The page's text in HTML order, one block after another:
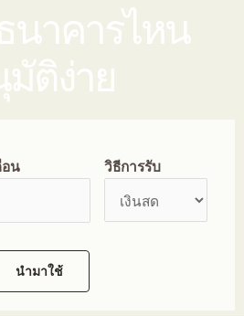
นาคารไหน
ติง่าย
อน วิธีการรับ
นำมาใช้